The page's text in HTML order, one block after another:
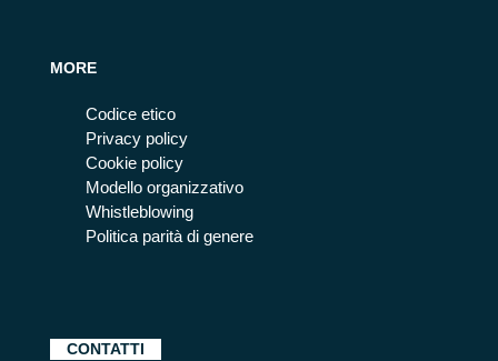
MORE
Codice etico
Privacy policy
Cookie policy
Modello organizzativo
Whistleblowing
Politica parità di genere
CONTATTI